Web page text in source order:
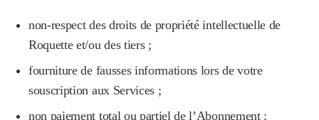
non-respect des droits de propriété intellectuelle de
Roquette et/ou des tiers ;
fourniture de fausses informations lors de votre
souscription aux Services ;
non paiement total ou partiel de l’Abonnement ;